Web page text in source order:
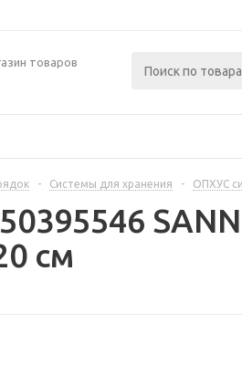
товаров
- Системы для хранения - ОПХУС
50395546
см